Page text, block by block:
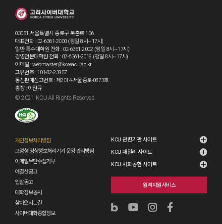
03051 서울특별시 종로구 북촌로 106
대표전화 : 02-6361-2000 (평일 8시~17시)
일반·특수대학원 전화 : 02-6361-2002 (평일 8시~17시)
경영전문대학원 전화 : 02-6361-2018 (평일 8시~17시)
이메일 : webmaster@koreacu.ac.kr
고유번호 : 101-82-23957
통신판매신고번호 : 제2014-서울종로-0873호
총장 : 이원규
© 2021 KCU All Rights Reserved.
개인정보처리방침
고정형 영상정보처리기기 운영·관리방침
이메일무단수집거부
예결산공고
입찰공고
대학정보공시
찾아오시는길
사이버대학종합정보
KCU 관련기관 사이트
KCU 패밀리 사이트
KCU 사회공헌 사이트
원격지원서비스